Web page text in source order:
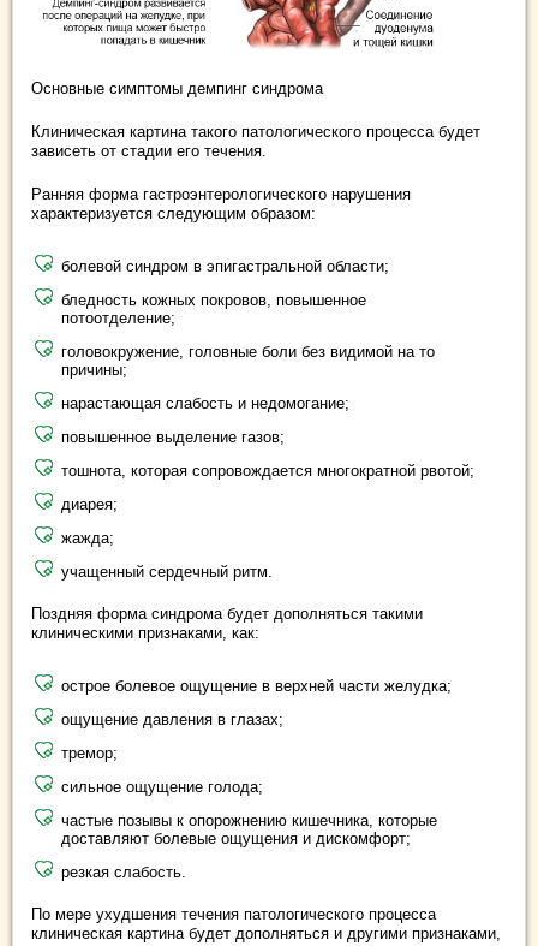
Основные симптомы демпинг синдрома
Клиническая картина такого патологического процесса будет
зависеть от стадии его течения.
Ранняя форма гастроэнтерологического нарушения
характеризуется следующим образом:
болевой синдром в эпигастральной области;
бледность кожных покровов, повышенное
потоотделение;
головокружение, головные боли без видимой на то
причины;
нарастающая слабость и недомогание;
повышенное выделение газов;
тошнота, которая сопровождается многократной рвотой;
диарея;
жажда;
учащенный сердечный ритм.
Поздняя форма синдрома будет дополняться такими
клиническими признаками, как:
острое болевое ощущение в верхней части желудка;
ощущение давления в глазах;
тремор;
сильное ощущение голода;
частые позывы к опорожнению кишечника, которые
доставляют болевые ощущения и дискомфорт;
резкая слабость.
По мере ухудшения течения патологического процесса
клиническая картина будет дополняться и другими признаками,